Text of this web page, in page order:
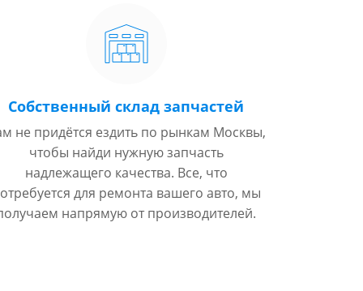
Собственный склад запчастей
не придётся ездить по рынкам Москвы,
чтобы найди нужную запчасть
надлежащего качества. Все, что
для ремонта вашего авто, мы
напрямую от производителей.